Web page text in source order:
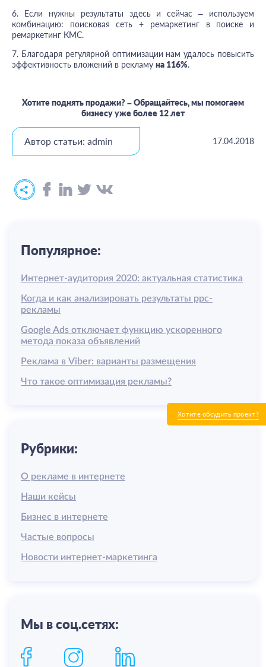
Хотите обсудить проект?
6. Если нужны результаты здесь и сейчас – используем
комбинацию: поисковая сеть + ремаркетинг в поиске и
ремаркетинг КМС.
7. Благодаря регулярной оптимизации нам удалось повысить
эффективность вложений в рекламу на 116%.
Хотите поднять продажи? –Обращайтесь, мы помогаем
бизнесу уже более 12 лет
Автор статьи: admin 17.04.2018
Популярное:
Интернет-аудитория 2020: актуальная статистика
Когда и как анализировать результаты ррс-
рекламы
Google Ads отключает функцию ускоренного
метода показа объявлений
Реклама в Viber: варианты размещения
Что такое оптимизация рекламы?
Рубрики:
О рекламе в интернете
Наши кейсы
Бизнес в интернете
Частые вопросы
Новости интернет-маркетинга
Мы в соц.сетях: